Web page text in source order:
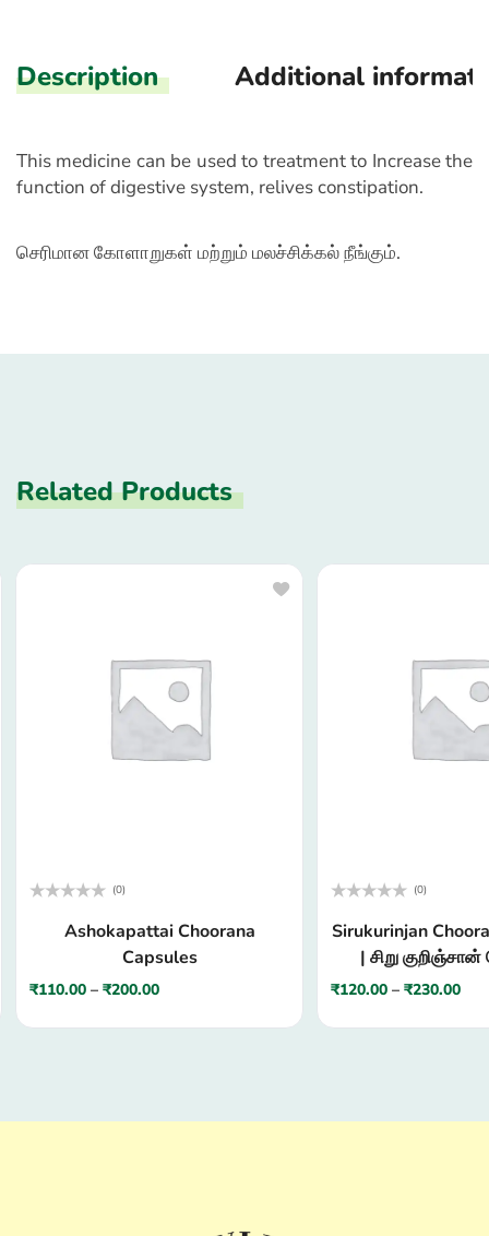
Description Additional
This medicine can be used to treatment to Increase the
function of digestive system, relives constipation.
செரிமான கோளாறுகள் மற்றும் மலச்சிக்கல் நீங்கும்.
Related Products
(0)
Ashokapattai Choorana
Capsules
₹110.00 – ₹200.00
0
out
(0)
Sirukurinjan
| சிறு
₹120.00 – ₹230.00